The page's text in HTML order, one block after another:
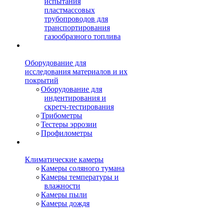
пластмассовых
трубопроводов для
транспортирования
газообразного топлива
Оборудование для
исследования материалов и их
покрытий
Оборудование для
индентирования и
скретч-тестирования
Трибометры
Тестеры эррозии
Профилометры
Климатические камеры
Камеры соляного тумана
Камеры температуры и
влажности
Камеры пыли
Камеры дождя